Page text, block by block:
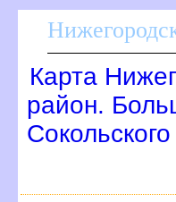
Карта
район.